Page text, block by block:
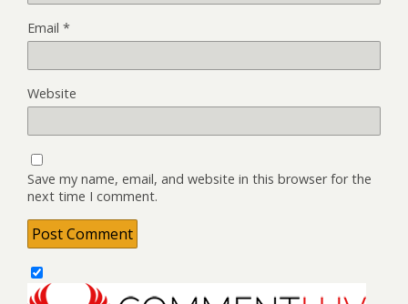
Email *
Website
Save my name, email, and website in this browser for the
next time I comment.